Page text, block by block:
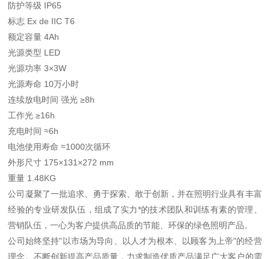
防护等级 IP65
标志 Ex de IIC T6
额定容量 4Ah
光源类型 LED
光源功率 3×3W
光源寿命 10万小时
连续放电时间 强光 ≥8h
工作光 ≥16h
充电时间 ≈6h
电池使用寿命 ≈1000次循环
外形尺寸 175×131×272 mm
重量 1.48KG
公司凝聚了一批追求、勇于探索、敢于创新，并在照明行业具有丰富
经验的专业研发队伍，组成了实力*的技术团队和训练有素的管理、
营销队伍，一心为客户提供高品质的节能、环保的绿色照明产品。
公司始终坚持"以市场为导向、以人才为根本、以顾客为上帝"的经营
理念。不断创新提高产品质量，力求制造优质产品满足广大客户的需